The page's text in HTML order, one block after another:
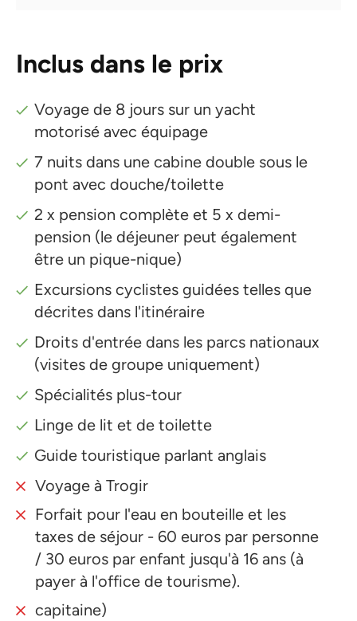
Inclus dans le prix
Voyage de 8 jours sur un yacht
motorisé avec équipage
7 nuits dans une cabine double sous le
pont avec douche/toilette
2 x pension complète et 5 x demi-
pension (le déjeuner peut également
être un pique-nique)
Excursions cyclistes guidées telles que
décrites dans l'itinéraire
Droits d'entrée dans les parcs nationaux
(visites de groupe uniquement)
Spécialités plus-tour
Linge de lit et de toilette
Guide touristique parlant anglais
Voyage à Trogir
Forfait pour l'eau en bouteille et les
taxes de séjour - 60 euros par personne
/ 30 euros par enfant jusqu'à 16 ans (à
payer à l'office de tourisme).
capitaine)